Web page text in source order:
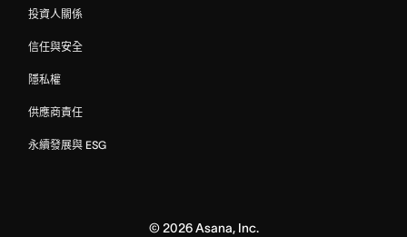
投資人關係
信任與安全
隱私權
供應商責任
永續發展與 ESG
© 2026Asana, Inc.